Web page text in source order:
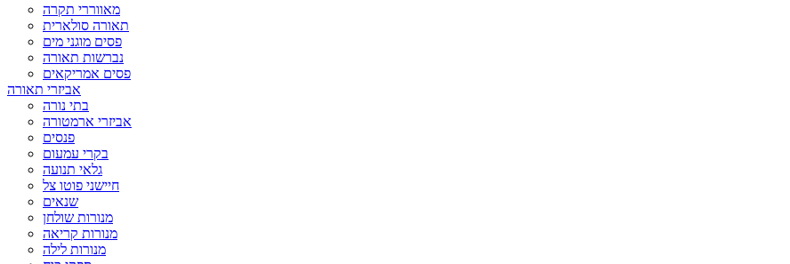
מאווררי תקרה
תאורה סולארית
פסים מוגני מים
נברשות תאורה
פסים אמריקאים
אביזרי תאורה
בתי נורה
אביזרי ארמטורה
פנסים
בקרי עמעום
גלאי תנועה
חיישני פוטו צל
שנאים
מנורות שולחן
מנורות קריאה
מנורות לילה